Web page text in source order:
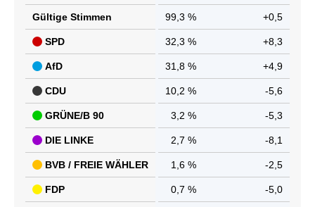
Gültige Stimmen 99,3 % +0,5
SPD 32,3 % +8,3
AfD 31,8 % +4,9
CDU 10,2 % -5,6
GRÜNE/B 90 3,2 % -5,3
DIE LINKE 2,7 % -8,1
BVB / FREIE WÄHLER 1,6 % -2,5
FDP 0,7 % -5,0